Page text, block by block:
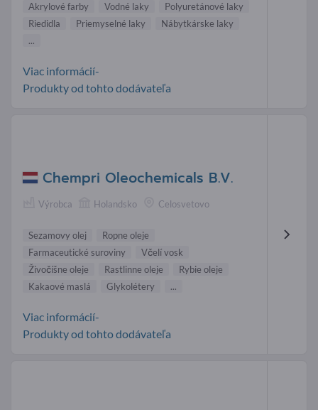
Akrylové farby
Vodné laky
Polyuretánové laky
Riedidla
Priemyselné laky
Nábytkárske laky
...
Viac informácií-
Produkty od tohto dodávateľa
Chempri Oleochemicals B.V.
Výrobca Holandsko Celosvetovo
Sezamovy olej
Ropne oleje
Farmaceutické suroviny
Včelí vosk
Živočíšne oleje
Rastlinne oleje
Rybie oleje
Kakaové maslá
Glykolétery ...
Viac informácií-
Produkty od tohto dodávateľa